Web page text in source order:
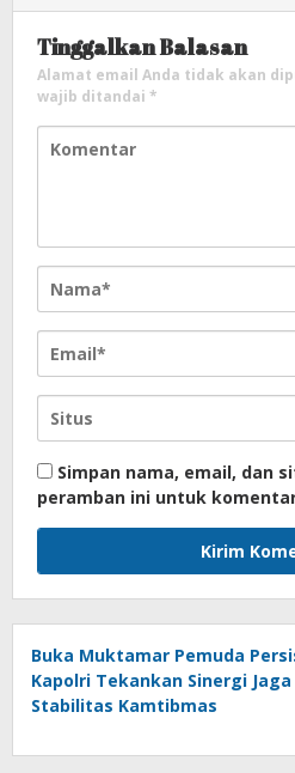
Tinggalkan Balasan
Alamat email Anda tidak akan
wajib ditandai *
Simpan nama, email, dan
peramban ini untuk
Buka Muktamar Pemuda
Kapolri Tekankan Sinergi Jaga
Stabilitas Kamtibmas